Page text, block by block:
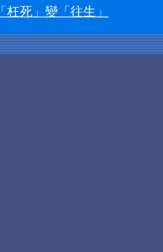
「枉死」變「往生」